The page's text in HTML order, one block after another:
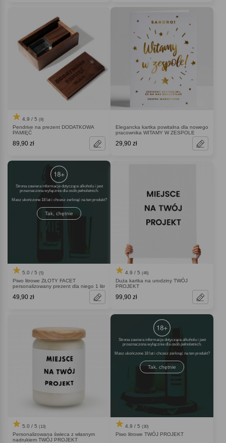
4.9 / 5 (8)
Pendrive na prezent DODATKOWA
PAMIĘĆ
89,90 zł
Elegancka kartka powitalna dla nowego
pracownika WITAMY W ZESPOLE
29,90 zł
Strona zawiera informacje dotyczące alkoholu i jest
przeznaczona wyłącznie dla osób pełnoletnich.
Masz ukończone 18 lat i chcesz zerknąć na ten produkt
Tak, chętnie
5.0 / 5 (5)
Piwo litrowe ZŁOTY FACET
personalizowany prezent dla niego 1 litr
49,90 zł
4.9 / 5 (46)
Duża kartka na urodziny TWÓJ
PROJEKT
99,90 zł
5.0 / 5 (13)
Personalizowana świeca z własnym
nadrukiem TWÓJ PROJEKT
Strona zawiera informacje dotyczące alkoholu i jest
przeznaczona wyłącznie dla osób pełnoletnich.
Masz ukończone 18 lat i chcesz zerknąć na ten produkt
Tak, chętnie
4.9 / 5 (30)
Piwo litrowe TWÓJ PROJEKT